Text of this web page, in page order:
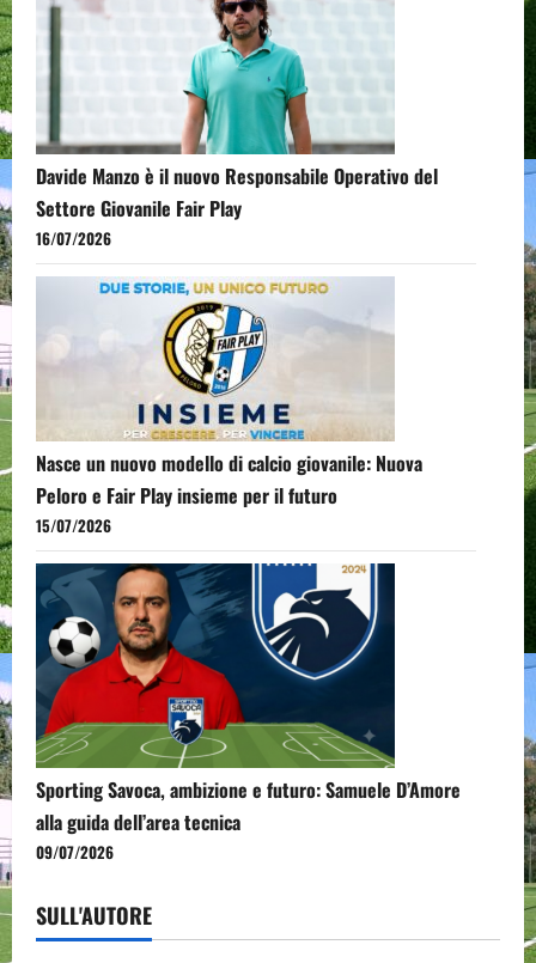
Davide Manzo è il nuovo Responsabile Operativo del
Settore Giovanile Fair Play
16/07/2026
Nasce un nuovo modello di calcio giovanile: Nuova
Peloro e Fair Play insieme per il futuro
15/07/2026
Sporting Savoca, ambizione e futuro: Samuele D’Amore
alla guida dell’area tecnica
09/07/2026
SULL'AUTORE